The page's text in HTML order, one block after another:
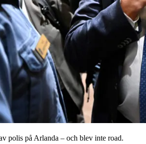
polis på Arlanda – och blev inte road.